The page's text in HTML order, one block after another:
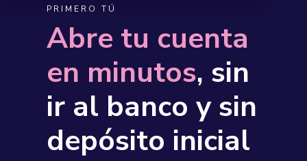
PRIMERO TÚ
Abre tu cuenta
en minutos, sin
ir al banco y sin
depósito inicial